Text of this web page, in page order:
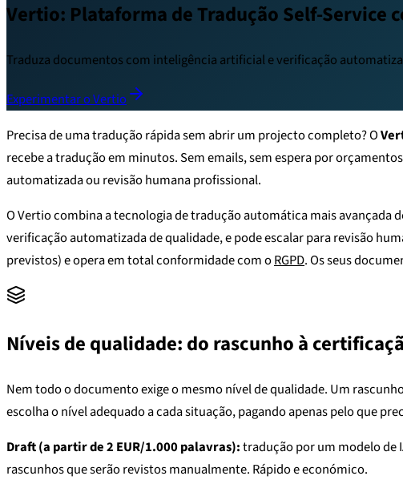
Vertio: Plataforma de Tradução Self-Service
Traduza documentos com inteligência artificial e verificação
Experimentar o Vertio
Precisa de uma tradução rápida sem abrir um projecto completo? O
recebe a tradução em minutos. Sem emails, sem espera por
automatizada ou revisão humana profissional.
O Vertio combina a tecnologia de tradução automática mais avançada
verificação automatizada de qualidade, e pode escalar para revisão
previstos) e opera em total conformidade com oRGPD. Os seus
Níveis de qualidade: do rascunho à
Nem todo o documento exige o mesmo nível de qualidade. Um
escolha o nível adequado a cada situação, pagando apenas pelo que
Draft (a partir de 2 EUR/1.000 palavras):tradução por um modelo de
rascunhos que serão revistos manualmente. Rápido e económico.